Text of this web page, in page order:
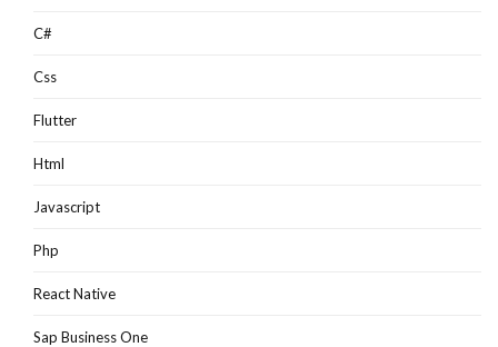
C#
Css
Flutter
Html
Javascript
Php
React Native
Sap Business One